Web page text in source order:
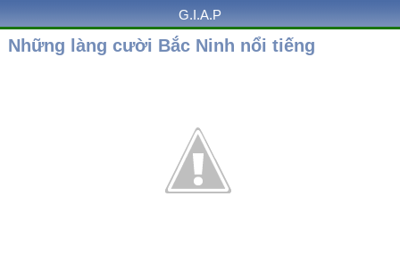
G.I.A.P
Những làng cười Bắc Ninh nổi tiếng